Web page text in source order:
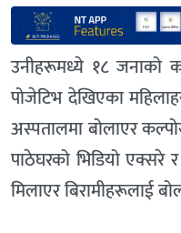
उनीहरूमध्ये १८ जनाको
पोजेटिभ देखिएका
अस्पतालमा बोलाएर
पाठेघरको भिडियो एक्सरे
मिलाएर बिरामीहरूलाई